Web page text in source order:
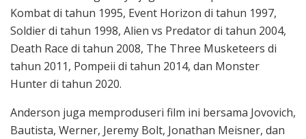
Kombat di tahun 1995, Event Horizon di tahun 1997,
Soldier di tahun 1998, Alien vs Predator di tahun 2004,
Death Race di tahun 2008, The Three Musketeers di
tahun 2011, Pompeii di tahun 2014, dan Monster
Hunter di tahun 2020.
Anderson juga memproduseri film ini bersama Jovovich,
Bautista, Werner, Jeremy Bolt, Jonathan Meisner, dan